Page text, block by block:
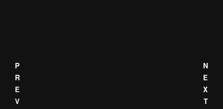
PREV NEXT